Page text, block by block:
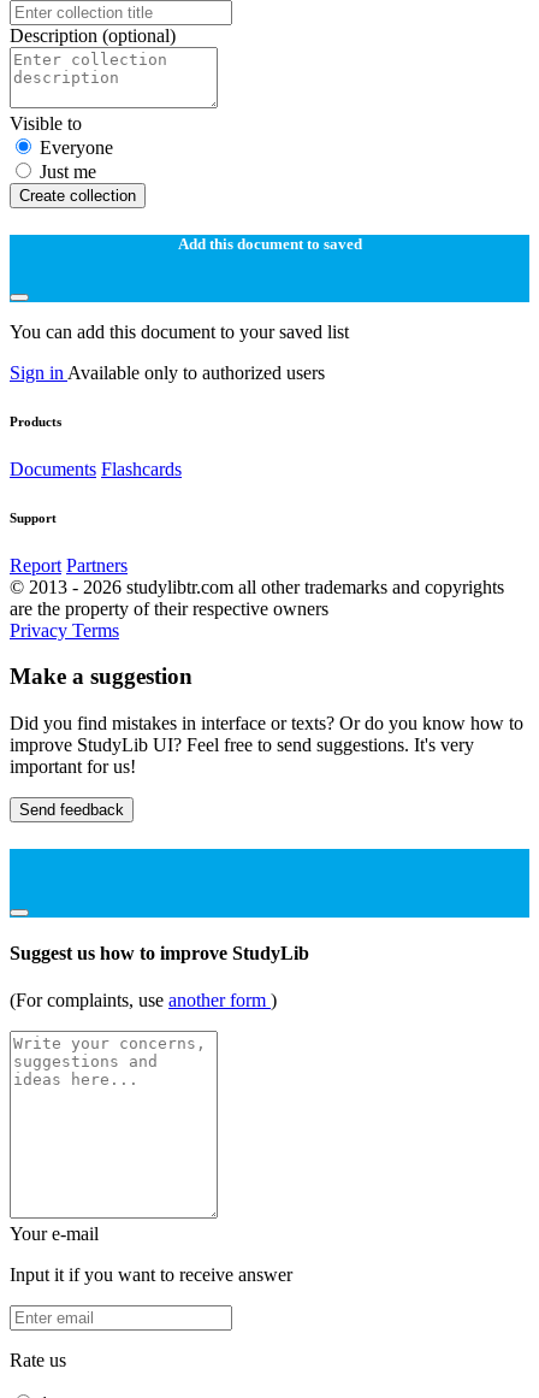
Description (optional)
Visible to
Everyone
Just me
Create collection
Add this document to saved
You can add this document to your saved list
Sign in Available only to authorized users
Products
Documents Flashcards
Support
Report Partners
© 2013 - 2026 studylibtr.com all other trademarks and copyrights
are the property of their respective owners
Privacy Terms
Make a suggestion
Did you find mistakes in interface or texts? Or do you know how to
improve StudyLib UI? Feel free to send suggestions. It's very
important for us!
Send feedback
Suggest us how to improve StudyLib
(For complaints, use another form )
Your e-mail
Input it if you want to receive answer
Rate us